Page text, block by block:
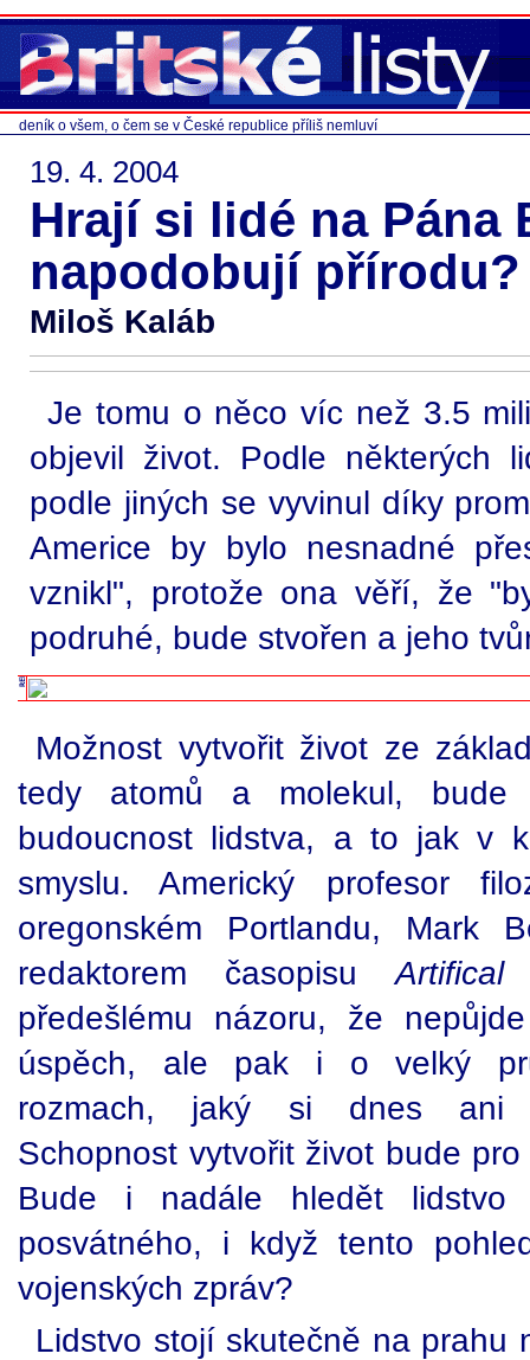
deník o všem, o čem se v České republice příliš nemluví
19. 4. 2004
Hrají si lidé na Pána
napodobují přírodu?
Miloš Kaláb
Je tomu o něco víc než 3.5
objevil život. Podle některých
podle jiných se vyvinul díky
Americe by bylo nesnadné
vznikl", protože ona věří, že
podruhé, bude stvořen a jeho
Možnost vytvořit život ze
tedy atomů a molekul,
budoucnost lidstva, a to jak v
smyslu. Americký profesor
oregonském Portlandu, Mark
redaktorem časopisu
předešlému názoru, že
úspěch, ale pak i o velký
rozmach, jaký si dnes ani
Schopnost vytvořit život bude
Bude i nadále hledět
posvátného, i když tento
vojenských zpráv?
Lidstvo stojí skutečně na prahu